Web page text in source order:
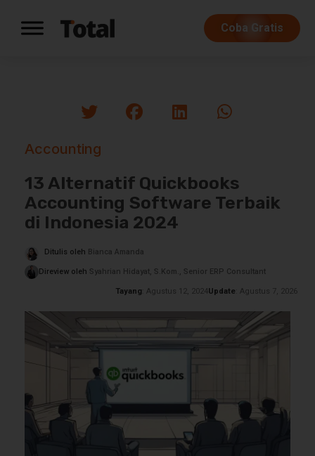
Coba Gratis
Accounting
13 Alternatif Quickbooks
Accounting Software Terbaik
di Indonesia 2024
Ditulis oleh Bianca Amanda
Direview oleh Syahrian Hidayat, S.Kom., Senior ERP Consultant
Tayang : Agustus 12, 2024Update : Agustus 7, 2026